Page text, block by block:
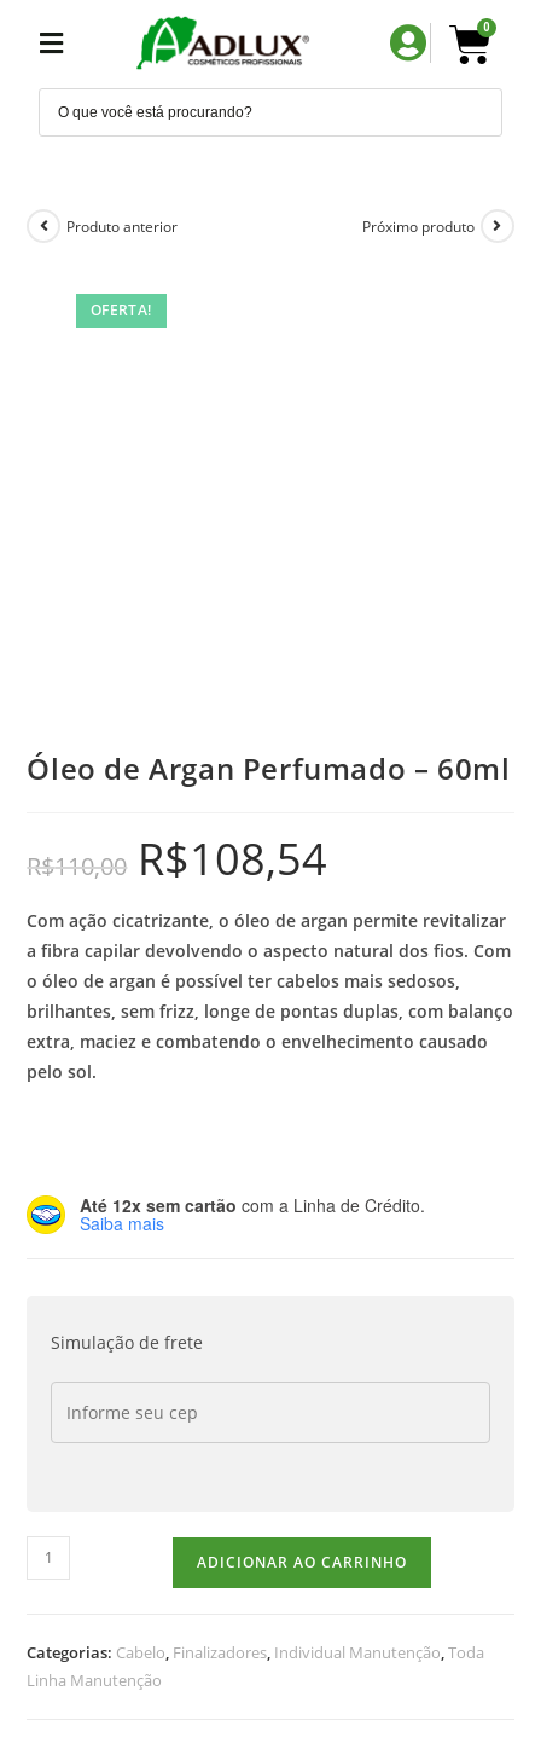
0
OFERTA!
Produto anterior Próximo produto
Óleo de Argan Perfumado – 60ml
R$110,00 R$108,54
Com ação cicatrizante, o óleo de argan permite revitalizar
a fibra capilar devolvendo o aspecto natural dos fios. Com
o óleo de argan é possível ter cabelos mais sedosos,
brilhantes, sem frizz, longe de pontas duplas, com balanço
extra, maciez e combatendo o envelhecimento causado
pelo sol.
Até 12x sem cartão com a Linha de Crédito.
Saiba mais
Simulação de frete
ADICIONAR AO CARRINHO
Categorias: Cabelo, Finalizadores, Individual Manutenção,Toda
Linha Manutenção